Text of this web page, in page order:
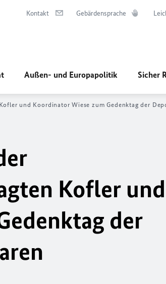
Kontakt Gebärdensprache
Außen- und Europapolitik Sicher
und Koordinator Wiese zum Gedenktag der
Kofler und
der